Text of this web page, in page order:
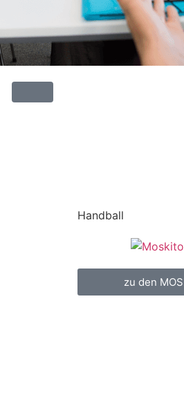
Handball
zu den